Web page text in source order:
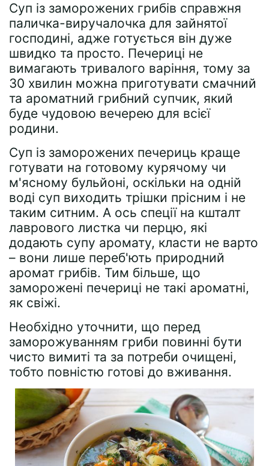
Суп із заморожених грибів справжня
паличка-виручалочка для зайнятої
господині, адже готується він дуже
швидко та просто. Печериці не
вимагають тривалого варіння, тому за
30 хвилин можна приготувати смачний
та ароматний грибний супчик, який
буде чудовою вечерею для всієї
родини.
Суп із заморожених печериць краще
готувати на готовому курячому чи
м'ясному бульйоні, оскільки на одній
воді суп виходить трішки прісним і не
таким ситним. А ось спеції на кшталт
лаврового листка чи перцю, які
додають супу аромату, класти не варто
– вони лише переб'ють природний
аромат грибів. Тим більше, що
заморожені печериці не такі ароматні,
як свіжі.
Необхідно уточнити, що перед
заморожуванням гриби повинні бути
чисто вимиті та за потреби очищені,
тобто повністю готові до вживання.